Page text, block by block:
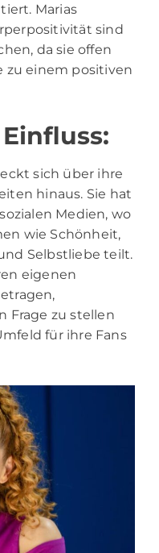
Marias
sind
da sie offen
zu einem positiven
sich über ihre
hinaus. Sie hat
Medien, wo
wie Schönheit,
Selbstliebe teilt.
eigenen
Frage zu stellen
für ihre Fans